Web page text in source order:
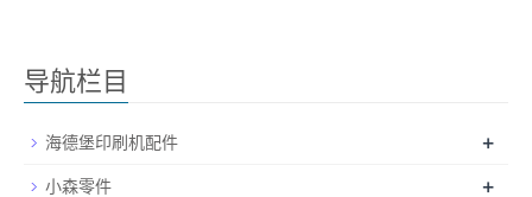
导航栏目
海德堡印刷机配件 +
小森零件 +